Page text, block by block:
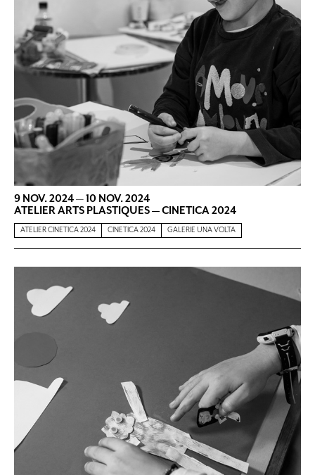
9 NOV. 2024—10 NOV. 2024
ATELIER ARTS PLASTIQUES — CINETICA 2024
ATELIER CINETICA 2024 CINETICA 2024 GALERIE UNA VOLTA